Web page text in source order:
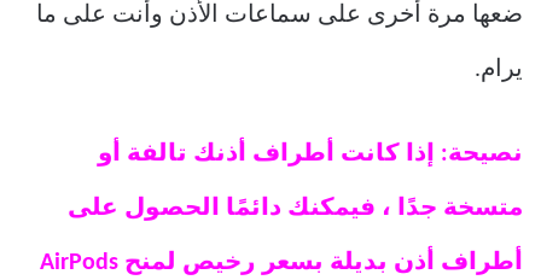
ضعها مرة أخرى على سماعات الأذن وأنت على ما
يرام.
نصيحة: إذا كانت أطراف أذنك تالفة أو
متسخة جدًا ، فيمكنك دائمًا الحصول على
أطراف أذن بديلة بسعر رخيص لمنح AirPods